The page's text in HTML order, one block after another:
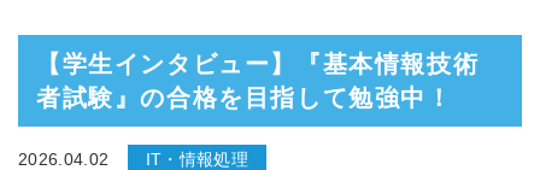
【学生インタビュー】『基本情報技術
者試験』の合格を目指して勉強中！
2026.04.02 IT・情報処理